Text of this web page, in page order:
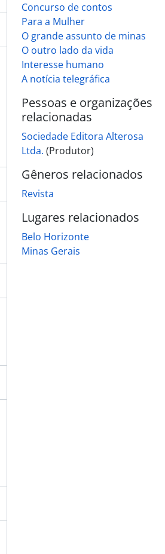
Concurso de contos
Para a Mulher
O grande assunto de minas
O outro lado da vida
Interesse humano
A notícia telegráfica
Pessoas e organizações
relacionadas
Sociedade Editora Alterosa
Ltda. (Produtor)
Gêneros relacionados
Revista
Lugares relacionados
Belo Horizonte
Minas Gerais